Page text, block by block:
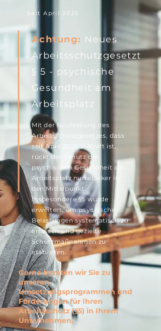
Seit April 2025
Achtung: Neues
Arbeitsschutzgesetzt
§ 5 - psychische
Gesundheit am
Arbeitsplatz
Mit der Neufassung des
Arbeitsschutzgesetzes, dass
seit April 2025 in Kraft ist,
rückt der Schutz der
psychischen Gesundheit am
Arbeitsplatz nun stärker in
den Mittelpunkt.
Insbesondere §5 wurde
erweitert, um psychische
Belastungen systematisch zu
erfassen und gezielte
Schutzmaßnahmen zu
etablieren.
Gerne beraten wir Sie zu
unseren
Umsetzungsprogrammen und
Förderungen für Ihren
Arbeitsschutz (§5) in Ihrem
Unternehmen.